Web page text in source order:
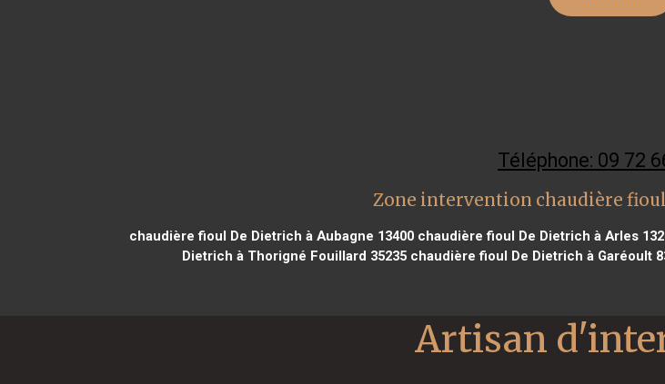
Téléphone: 09 72
Zone intervention chaudière
chaudière fioul De Dietrich à Aubagne 13400 chaudière fioul De Dietrich à Arles
Dietrich à Thorigné Fouillard 35235 chaudière fioul De Dietrich à Garéoult
Artisan